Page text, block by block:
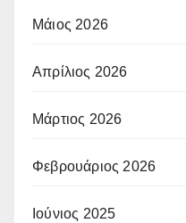
Μάιος 2026
Απρίλιος 2026
Μάρτιος 2026
Φεβρουάριος 2026
Ιούνιος 2025